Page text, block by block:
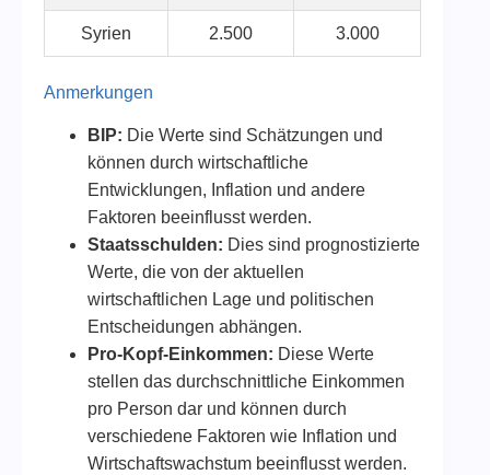
Syrien 2.500 3.000
Anmerkungen
BIP: Die Werte sind Schätzungen und
können durch wirtschaftliche
Entwicklungen, Inflation und andere
Faktoren beeinflusst werden.
Staatsschulden: Dies sind prognostizierte
Werte, die von der aktuellen
wirtschaftlichen Lage und politischen
Entscheidungen abhängen.
Pro-Kopf-Einkommen: Diese Werte
stellen das durchschnittliche Einkommen
pro Person dar und können durch
verschiedene Faktoren wie Inflation und
Wirtschaftswachstum beeinflusst werden.